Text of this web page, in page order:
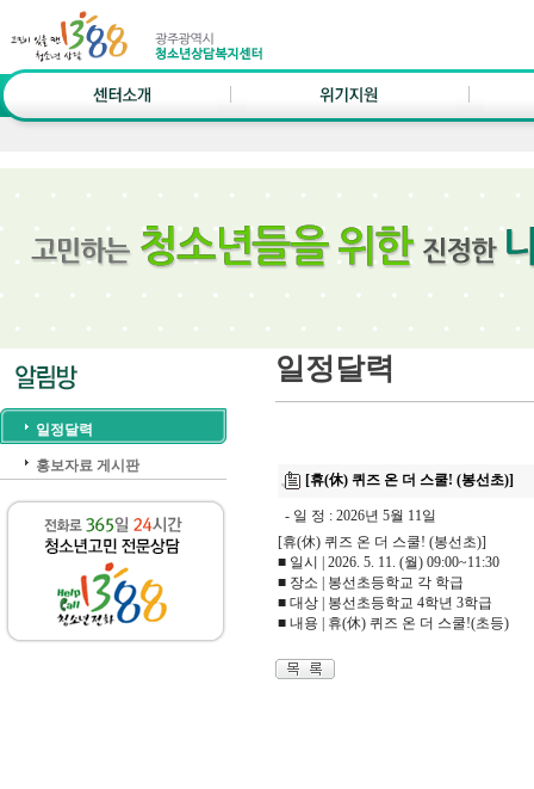
일정달력
홍보자료 게시판
일정달력
[휴(休) 퀴즈 온 더 스쿨! (봉선초)]
- 일 정 : 2026년 5월 11일
[휴(休) 퀴즈 온 더 스쿨! (봉선초)]
■ 일시 | 2026. 5. 11. (월) 09:00~11:30
■ 장소 | 봉선초등학교 각 학급
■ 대상 | 봉선초등학교 4학년 3학급
■ 내용 | 휴(休) 퀴즈 온 더 스쿨!(초등)